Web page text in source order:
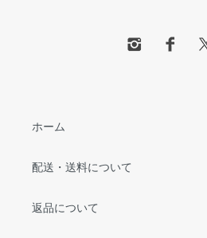
ホーム
配送・送料について
返品について